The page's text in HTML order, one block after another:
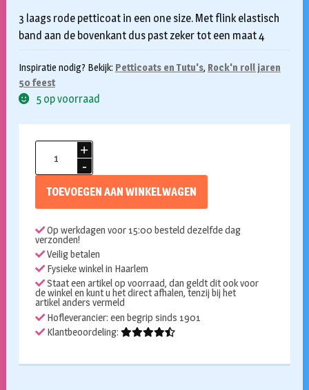
3 laags rode petticoat in een one size. Met flink elastisch
band aan de bovenkant dus past zeker tot een maat 4
Inspiratie nodig? Bekijk: Petticoats en Tutu's, Rock'n roll jaren
50 feest
5 op voorraad
rood
TOEVOEGEN AAN WINKELWAGEN
Op werkdagen voor 15:00 besteld dezelfde dag
verzonden!
Veilig betalen
Fysieke winkel in Haarlem
Staat een artikel op voorraad, dan geldt dit ook voor
de winkel en kunt u het direct afhalen, tenzij bij het
artikel anders vermeld
Hofleverancier: een begrip sinds 1901
Klantbeoordeling: